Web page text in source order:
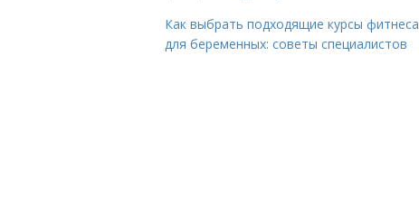
Как выбрать подходящие курсы фитнеса
для беременных: советы специалистов